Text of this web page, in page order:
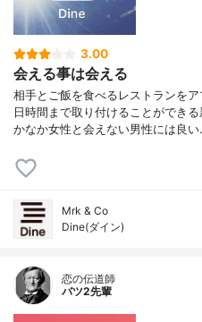
3.00
会える事は会える
相手とご飯を食べるレストランを
日時間まで取り付けることができ
かなか女性と会えない男性には良
Mrk & Co
Dine(ダイン)
恋の伝道師
バツ2先輩